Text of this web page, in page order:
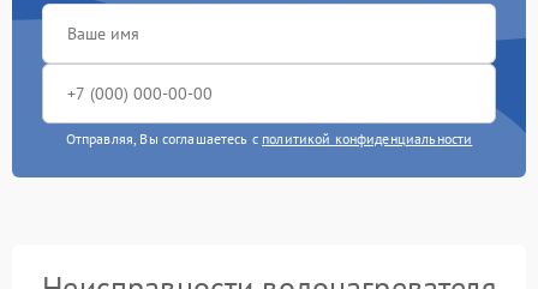
Отправляя, Вы соглашаетесь с политикой конфиденциальности